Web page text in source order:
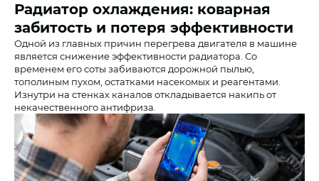
Радиатор охлаждения: коварная
забитость и потеря эффективности
Одной из главных причин перегрева двигателя в машине
является снижение эффективности радиатора. Со
временем его соты забиваются дорожной пылью,
тополиным пухом, остатками насекомых и реагентами.
Изнутри на стенках каналов откладывается накипь от
некачественного антифриза.